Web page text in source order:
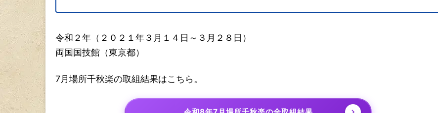
令和２年（２０２１年３月１４日～３月２８日）
両国国技館（東京都）
7月場所千秋楽の取組結果はこちら。